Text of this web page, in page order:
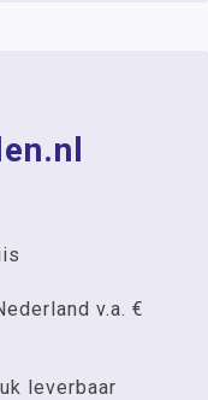
v.a. €
leverbaar